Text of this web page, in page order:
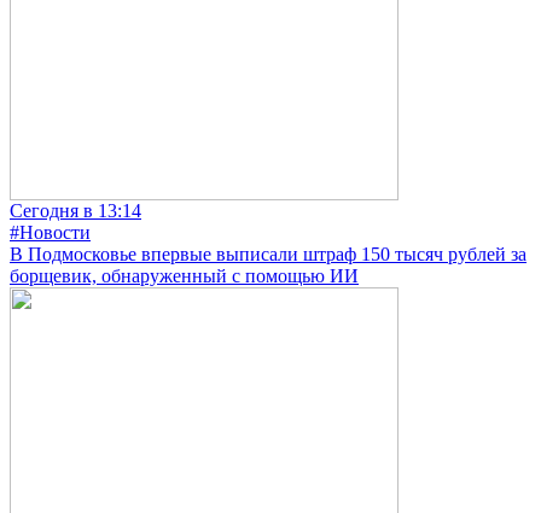
Сегодня в 13:14
#Новости
В Подмосковье впервые выписали штраф 150 тысяч рублей за
борщевик, обнаруженный с помощью ИИ